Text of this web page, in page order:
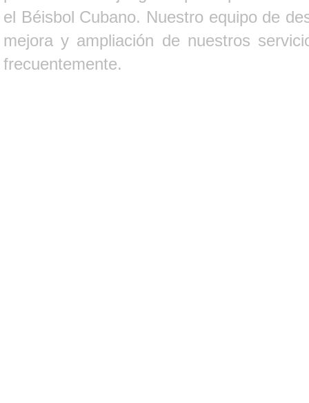
el Béisbol Cubano. Nuestro equipo de
mejora y ampliación de nuestros
frecuentemente.